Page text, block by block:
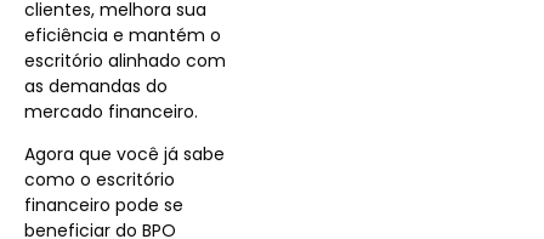
clientes, melhora sua
eficiência e mantém o
escritório alinhado com
as demandas do
mercado financeiro.
Agora que você já sabe
como o escritório
financeiro pode se
beneficiar do BPO